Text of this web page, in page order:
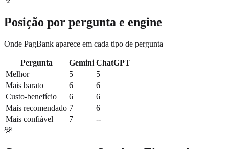
Posição por pergunta e engine
Onde PagBank aparece em cada tipo de pergunta
Pergunta Gemini ChatGPT
Melhor
5
5
Mais barato
6
6
Custo-benefício
6
6
Mais recomendado 7
6
Mais confiável
7 --